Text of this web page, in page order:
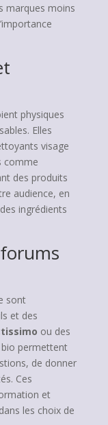
marques moins
physiques
Elles
visage
comme
des produits
audience, en
ingrédients
sont
et des
ou des
bio permettent
de donner
Ces
et
les choix de